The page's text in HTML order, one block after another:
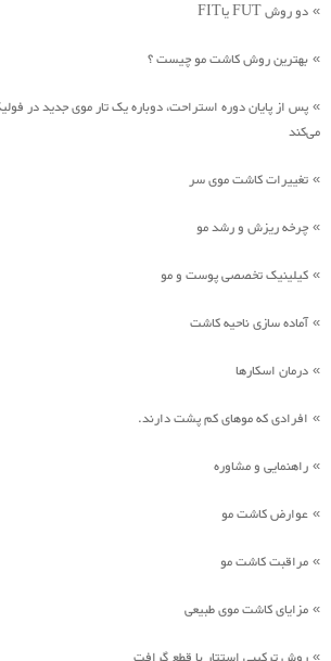
» دو روش FUT یاFIT
» بهترین روش کاشت مو چیست ؟
» پس از پایان دوره استراحت، دوباره یک تار موی جدید در
می‌کند
» تغییرات کاشت موی سر
» چرخه ریزش و رشد مو
» کیلینیک تخصصی پوست و مو
»آماده سازی ناحیه کاشت
» درمان اسکارها
» افرادی که موهای کم پشت دارند.
» راهنمایی و مشاوره
» عوارض کاشت مو
» مراقبت کاشت مو
» مزایای کاشت موی طبیعی
»